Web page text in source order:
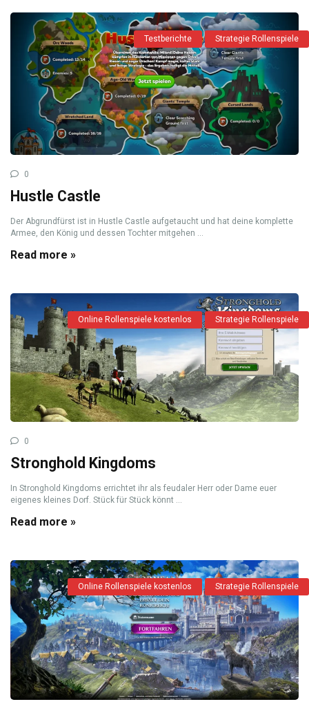
Testberichte Strategie Rollenspiele
0
Hustle Castle
Der Abgrundfürst ist in Hustle Castle aufgetaucht und hat deine komplette
Armee, den König und dessen Tochter mitgehen ...
Read more »
Online Rollenspiele kostenlos Strategie Rollenspiele
0
Stronghold Kingdoms
In Stronghold Kingdoms errichtet ihr als feudaler Herr oder Dame euer
eigenes kleines Dorf. Stück für Stück könnt ...
Read more »
Online Rollenspiele kostenlos Strategie Rollenspiele